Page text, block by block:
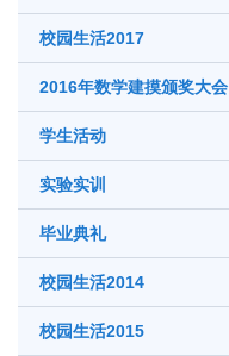
校园生活2017
2016年数学建摸颁奖大会
学生活动
实验实训
毕业典礼
校园生活2014
校园生活2015